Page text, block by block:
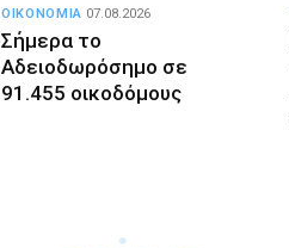
Σήμερα το
Αδειοδωρόσημο σε
91.455 οικοδόμους
ΟΙΚΟΝΟΜΙΑ 07.08.2026